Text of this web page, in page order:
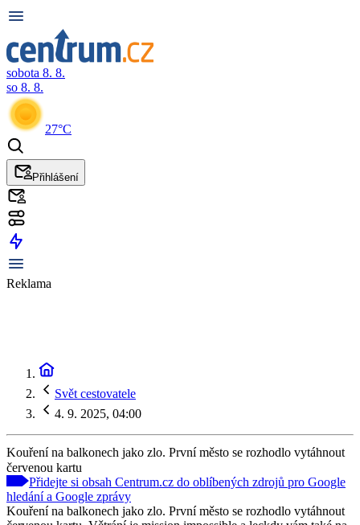
sobota 8. 8.
so 8. 8.
27°C
Přihlášení
Reklama
Svět cestovatele
4. 9. 2025, 04:00
Kouření na balkonech jako zlo. První město se rozhodlo vytáhnout
červenou kartu
Přidejte si obsah Centrum.cz do oblíbených zdrojů pro Google
hledání a Google zprávy
Kouření na balkonech jako zlo. První město se rozhodlo vytáhnout